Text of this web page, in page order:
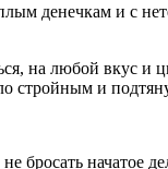
денечкам и с
на любой вкус и
стройным и
бросать начатое